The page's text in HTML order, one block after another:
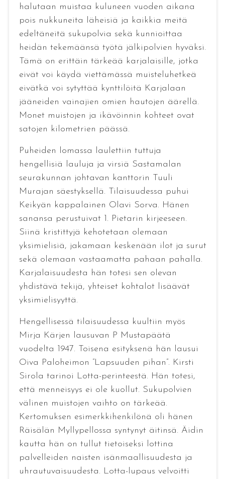
halutaan muistaa kuluneen vuoden aikana
pois nukkuneita läheisiä ja kaikkia meitä
edeltäneitä sukupolvia sekä kunnioittaa
heidän tekemäänsä työtä jälkipolvien hyväksi.
Tämä on erittäin tärkeää karjalaisille, jotka
eivät voi käydä viettämässä muisteluhetkeä
eivätkä voi sytyttää kynttilöitä Karjalaan
jääneiden vainajien omien hautojen äärellä.
Monet muistojen ja ikävöinnin kohteet ovat
satojen kilometrien päässä.
Puheiden lomassa laulettiin tuttuja
hengellisiä lauluja ja virsiä Sastamalan
seurakunnan johtavan kanttorin Tuuli
Murajan säestyksellä. Tilaisuudessa puhui
Keikyän kappalainen Olavi Sorva. Hänen
sanansa perustuivat 1. Pietarin kirjeeseen.
Siinä kristittyjä kehotetaan olemaan
yksimielisiä, jakamaan keskenään ilot ja surut
sekä olemaan vastaamatta pahaan pahalla.
Karjalaisuudesta hän totesi sen olevan
yhdistävä tekijä, yhteiset kohtalot lisäävät
yksimielisyyttä.
Hengellisessä tilaisuudessa kuultiin myös
Mirja Kärjen lausuvan P Mustapäätä
vuodelta 1947. Toisena esityksenä hän lausui
Oiva Paloheimon ”Lapsuuden pihan”. Kirsti
Sirola tarinoi Lotta-perinteestä. Hän totesi,
että menneisyys ei ole kuollut. Sukupolvien
välinen muistojen vaihto on tärkeää.
Kertomuksen esimerkkihenkilönä oli hänen
Räisälän Myllypellossa syntynyt äitinsä. Äidin
kautta hän on tullut tietoiseksi lottina
palvelleiden naisten isänmaallisuudesta ja
uhrautuvaisuudesta. Lotta-lupaus velvoitti